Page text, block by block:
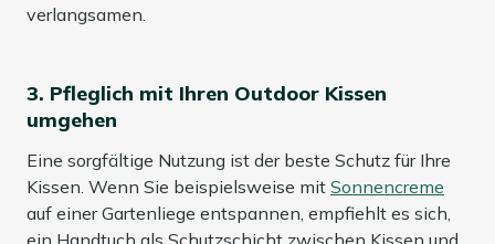
verlangsamen.
3. Pfleglich mit Ihren Outdoor Kissen
umgehen
Eine sorgfältige Nutzung ist der beste Schutz für Ihre
Kissen. Wenn Sie beispielsweise mit Sonnencreme
auf einer Gartenliege entspannen, empfiehlt es sich,
ein Handtuch als Schutzschicht zwischen Kissen und